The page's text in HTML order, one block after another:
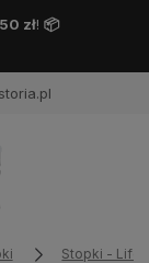
zł! 📦
Stopki -